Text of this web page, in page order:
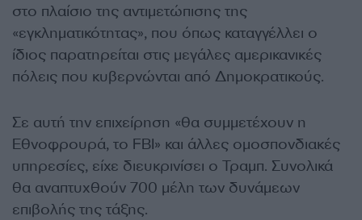
στο πλαίσιο της αντιμετώπισης της
«εγκληματικότητας», που όπως καταγγέλλει ο
ίδιος παρατηρείται στις μεγάλες αμερικανικές
πόλεις που κυβερνώνται από Δημοκρατικούς.
Σε αυτή την επιχείρηση «θα συμμετέχουν η
Εθνοφρουρά, το FBI» και άλλες ομοσπονδιακές
υπηρεσίες, είχε διευκρινίσει ο Τραμπ. Συνολικά
θα αναπτυχθούν 700 μέλη των δυνάμεων
επιβολής της τάξης.